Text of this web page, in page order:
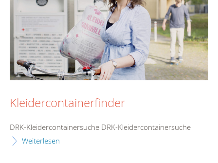
Kleidercontainerfinder
DRK-Kleidercontainersuche DRK-Kleidercontainersuche
Weiterlesen